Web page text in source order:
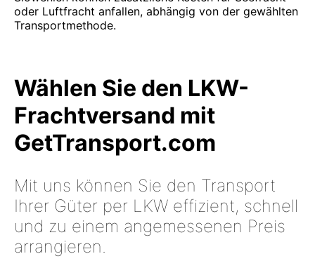
oder Luftfracht anfallen, abhängig von der gewählten
Transportmethode.
Wählen Sie den LKW-
Frachtversand mit
GetTransport.com
Mit uns können Sie den Transport
Ihrer Güter per LKW effizient, schnell
und zu einem angemessenen Preis
arrangieren.